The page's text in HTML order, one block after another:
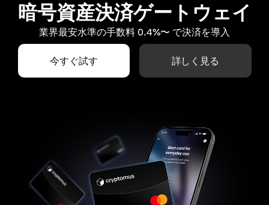
暗号資産決済ゲートウェイ
業界最安水準の手数料 0.4%〜 で決済を導入
今すぐ試す 詳しく見る